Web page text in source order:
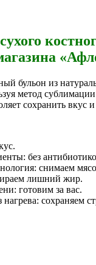
бульон из
метод
сохранить вкус и
без
снимаем
лишний жир.
готовим за вас.
сохраняем